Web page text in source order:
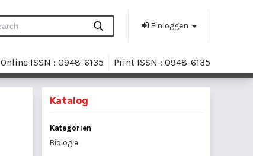
Einloggen
Online ISSN : 0948-6135 Print ISSN : 0948-6135
Katalog
Kategorien
Biologie